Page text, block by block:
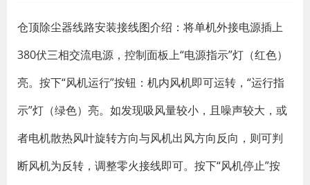
仓顶除尘器线路安装接线图介绍：将单机外接电源插上
380伏三相交流电源，控制面板上“电源指示”灯（红色）
亮。按下“风机运行”按钮：机内风机即可运转，“运行指
示”灯（绿色）亮。如发现吸风量较小，且噪声较大，或
者电机散热风叶旋转方向与风机出风方向反向，则可判
断风机为反转，调整零火接线即可。按下“风机停止”按